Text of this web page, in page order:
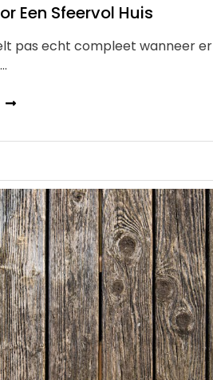
Een Sfeervol Huis
pas echt compleet wanneer er